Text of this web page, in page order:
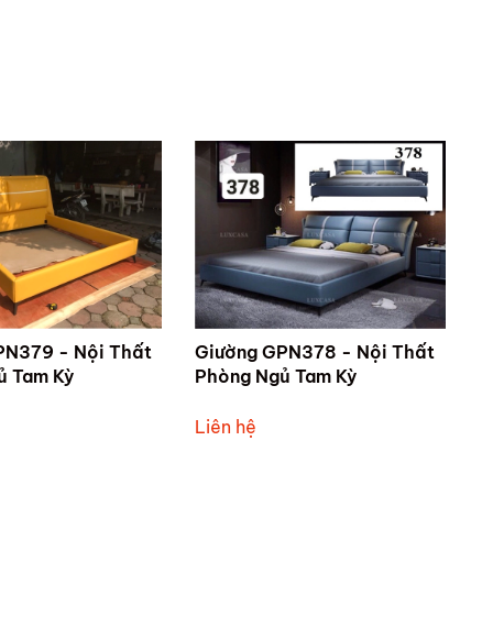
- Nội Thất
Tam Kỳ
Giường GPN378 - Nội Thất
Phòng Ngủ Tam Kỳ
Liên hệ